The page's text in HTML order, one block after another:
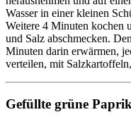
Wasser in einer kleinen
Weitere 4 Minuten kochen
und Salz abschmecken.
Minuten darin erwärmen,
verteilen, mit
Gefüllte grüne